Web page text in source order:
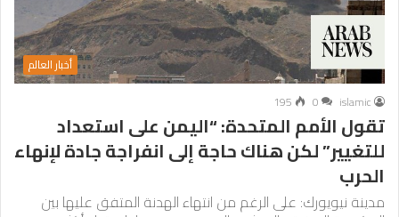
أخبار العالم
islamic
0
195
تقول الأمم المتحدة: “اليمن على استعداد
للتغيير” لكن هناك حاجة إلى انفراجة جادة لإنهاء
الحرب
مدينة نيويورك: على الرغم من انتهاء الهدنة المتفق عليها بين